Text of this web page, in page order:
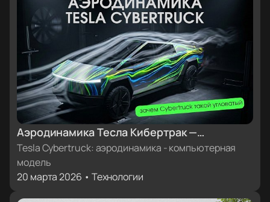
Аэродинамика Тесла Кибертрак —
компьютерная модель
Tesla Cybertruck: аэродинамика - компьютерная
модель
20 марта 2026 • Технологии